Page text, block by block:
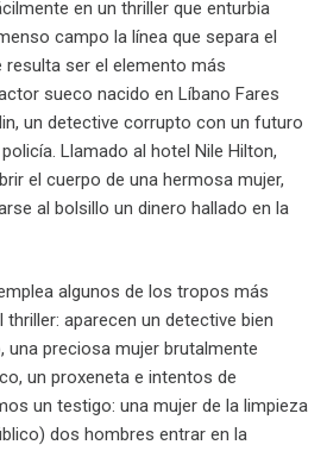
en un thriller que enturbia
campo la línea que separa el
resulta ser el elemento más
sueco nacido en Líbano Fares
un detective corrupto con un futuro
Llamado al hotel Nile Hilton,
el cuerpo de una hermosa mujer,
al bolsillo un dinero hallado en la
algunos de los tropos más
aparecen un detective bien
preciosa mujer brutalmente
un proxeneta e intentos de
un testigo: una mujer de la limpieza
dos hombres entrar en la